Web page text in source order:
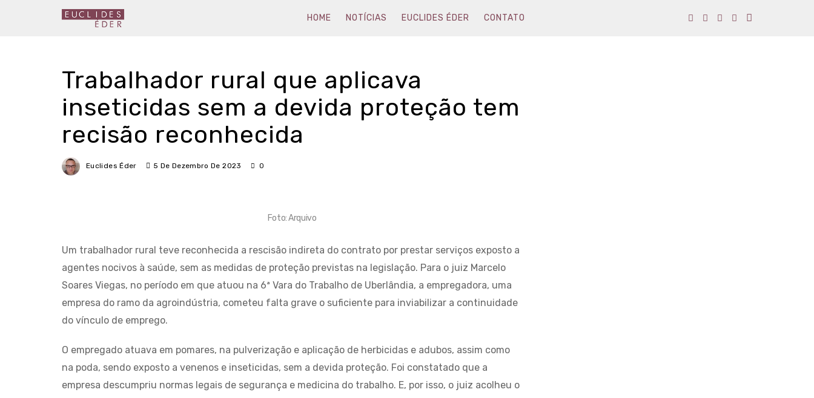
HOME NOTÍCIAS EUCLIDES ÉDER CONTATO
Trabalhador rural que aplicava
inseticidas sem a devida proteção tem
recisão reconhecida
Euclides Éder 5 De Dezembro De 2023 0
Foto: Arquivo
Um trabalhador rural teve reconhecida a rescisão indireta do contrato por prestar serviços exposto a
agentes nocivos à saúde, sem as medidas de proteção previstas na legislação. Para o juiz Marcelo
Soares Viegas, no período em que atuou na 6ª Vara do Trabalho de Uberlândia, a empregadora, uma
empresa do ramo da agroindústria, cometeu falta grave o suficiente para inviabilizar a continuidade
do vínculo de emprego.
O empregado atuava em pomares, na pulverização e aplicação de herbicidas e adubos, assim como
na poda, sendo exposto a venenos e inseticidas, sem a devida proteção. Foi constatado que a
empresa descumpriu normas legais de segurança e medicina do trabalho. E, por isso, o juiz acolheu o